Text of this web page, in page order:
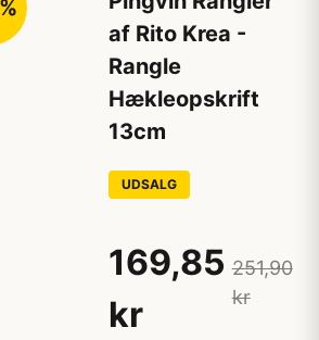
af Rito Krea -
Rangle
Hækleopskrift
13cm
UDSALG
169,85
kr
251,90
kr